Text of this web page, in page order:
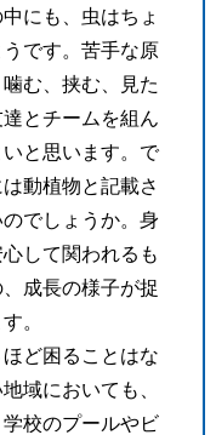
にも、虫はちょ
です。苦手な原
む、挟む、見た
とチームを組ん
と思います。で
動植物と記載さ
でしょうか。身
して関われるも
成長の様子が捉
。
ど困ることはな
域においても、
校のプールやビ